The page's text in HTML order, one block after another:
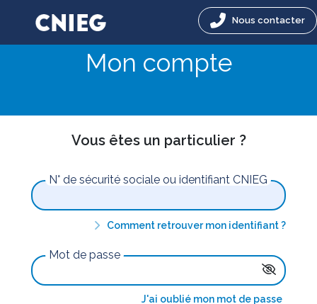
Nous contacter
Mon compte
Vous êtes un particulier ?
N° de sécurité sociale ou identifiant CNIEG
Comment retrouver mon identifiant ?
Mot de passe
J'ai oublié mon mot de passe